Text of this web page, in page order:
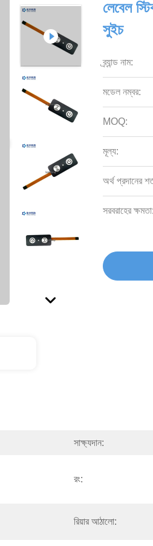
লেবেল
সুইচ
ব্র্যান্ড নাম:
মডেল নম্বর:
MOQ:
মূল্য:
অর্থ প্রদানের
সরবরাহের ক্ষমতা:
সাক্ষ্যদান:
রং:
রিয়ার আঠালো: